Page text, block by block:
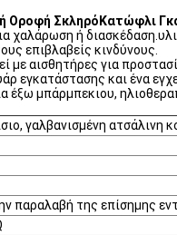
Οροφή ΣκληρόΚατώφλι
χαλάρωση ή
επιβλαβείς κινδύνους.
με αισθητήρες για
εγκατάστασης και ένα
έξω μπάρμπεκιου,
γαλβανισμένη ατσάλινη
παραλαβή της επίσημης